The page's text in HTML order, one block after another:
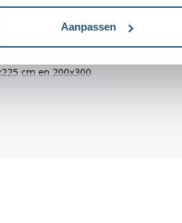
Aanpassen
van verschillende
100x150 cm zijn
cm en 200x300